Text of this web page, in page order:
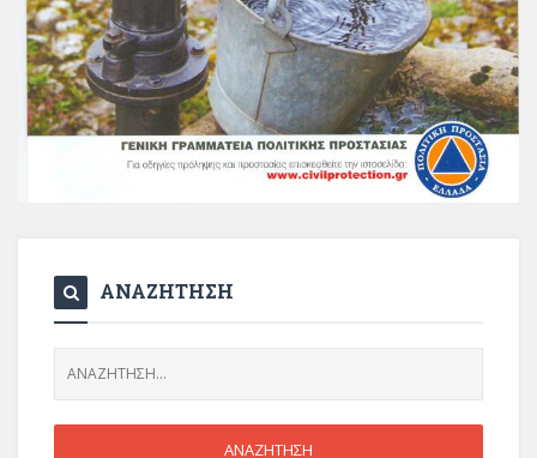
ΑΝΑΖΗΤΗΣΗ